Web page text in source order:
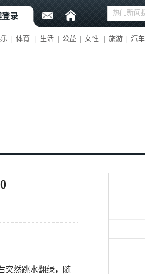
登录
体育 生活 公益 女性 旅游 汽车
突然跳水翻绿，随